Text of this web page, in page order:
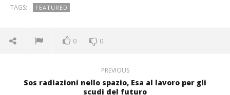
TAGS: FEATURED
0 0
PREVIOUS
Sos radiazioni nello spazio, Esa al lavoro per gli
scudi del futuro